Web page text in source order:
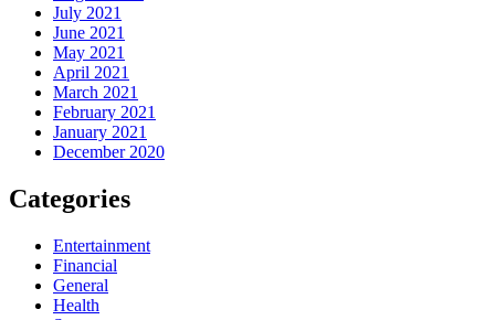
July 2021
June 2021
May 2021
April 2021
March 2021
February 2021
January 2021
December 2020
Categories
Entertainment
Financial
General
Health